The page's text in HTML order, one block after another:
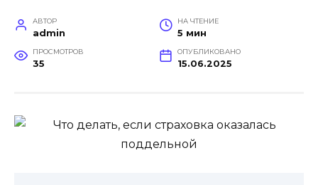
АВТОР
admin
НА ЧТЕНИЕ
5 мин
ПРОСМОТРОВ
35
ОПУБЛИКОВАНО
15.06.2025